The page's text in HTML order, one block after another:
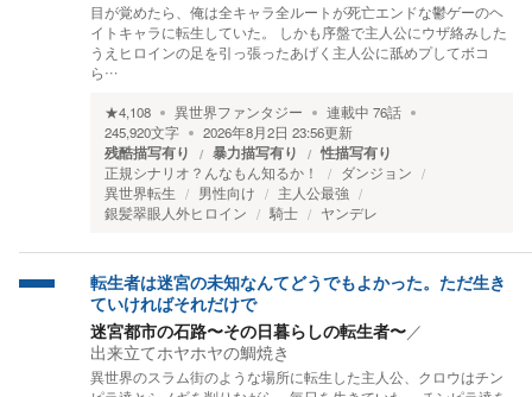
目が覚めたら、俺は全キャラ全ルートが死亡エンドな鬱ゲーのヘ
イトキャラに転生していた。 しかも序盤で主人公にウザ絡みした
うえヒロインの足を引っ張ったあげく主人公に舐めプしてボコ
ら…
★4,108 異世界ファンタジー 連載中 76話
245,920文字 2026年8月2日 23:56更新
残酷描写有り 暴力描写有り 性描写有り
正規シナリオ？んなもん知るか！
ダンジョン
異世界転生
男性向け
主人公最強
銀髪翠眼人外ヒロイン
騎士 ヤンデレ
転生者は迷宮の未知なんてどうでもよかった。ただ生き
ていければそれだけで
迷宮都市の石路〜その日暮らしの転生者〜／
出来立てホヤホヤの鯛焼き
異世界のスラム街のような場所に転生した主人公、クロウはチン